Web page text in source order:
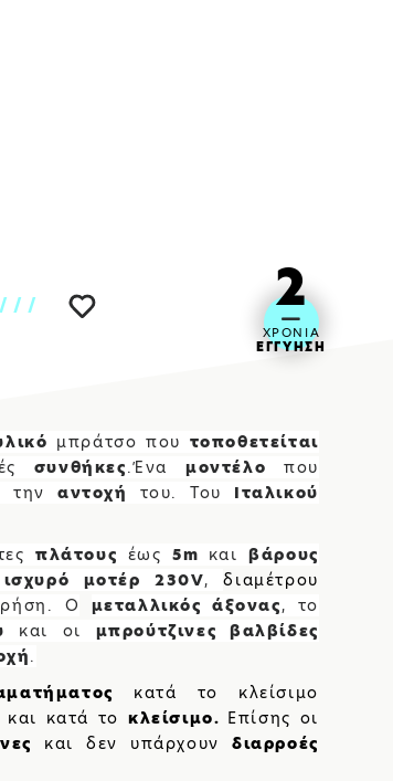
2
ΧΡΟΝΙΑ
ΕΓΓΥΗΣΗ
μπράτσο που τοποθετείται
συνθήκες.Ένα μοντέλο που
την αντοχή του. Του Ιταλικού
πλάτους έως5m καιβάρους
ισχυρό μοτέρ 230V,διαμέτρου
O μεταλλικός άξονας, το
και οι μπρούτζινες βαλβίδες
.
κατά το κλείσιμο
και κατά το κλείσιμο. Επίσης οι
και δεν υπάρχουν διαρροές